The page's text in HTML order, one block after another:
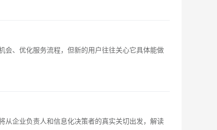
会、优化服务流程，但新的用户往往关心它具体能做
从企业负责人和信息化决策者的真实关切出发，解读